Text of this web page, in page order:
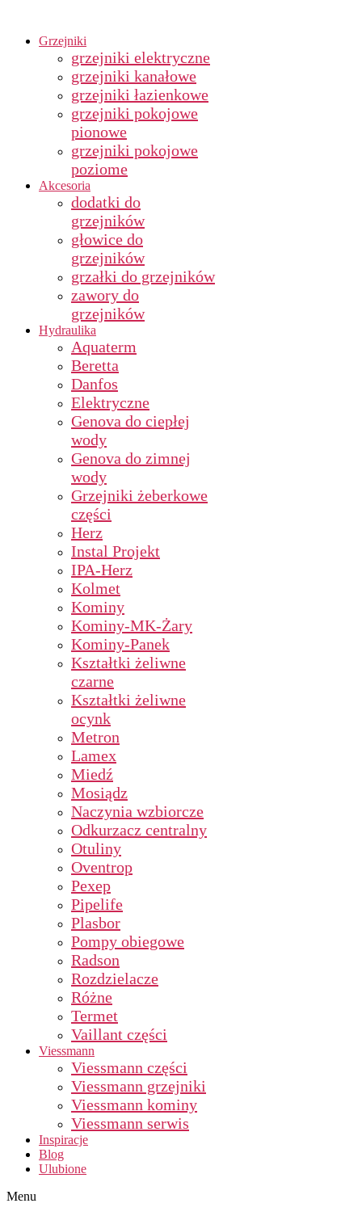
Grzejniki
grzejniki elektryczne
grzejniki kanałowe
grzejniki łazienkowe
grzejniki pokojowe
pionowe
grzejniki pokojowe
poziome
Akcesoria
dodatki do
grzejników
głowice do
grzejników
grzałki do grzejników
zawory do
grzejników
Hydraulika
Aquaterm
Beretta
Danfos
Elektryczne
Genova do ciepłej
wody
Genova do zimnej
wody
Grzejniki żeberkowe
części
Herz
Instal Projekt
IPA-Herz
Kolmet
Kominy
Kominy-MK-Żary
Kominy-Panek
Kształtki żeliwne
czarne
Kształtki żeliwne
ocynk
Metron
Lamex
Miedź
Mosiądz
Naczynia wzbiorcze
Odkurzacz centralny
Otuliny
Oventrop
Pexep
Pipelife
Plasbor
Pompy obiegowe
Radson
Rozdzielacze
Różne
Termet
Vaillant części
Viessmann
Viessmann części
Viessmann grzejniki
Viessmann kominy
Viessmann serwis
Inspiracje
Blog
Ulubione
Menu